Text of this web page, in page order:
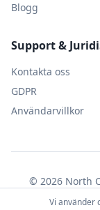
Blogg
Support &
Kontakta oss
GDPR
Användarvillkor
© 2026 North
Vi använder